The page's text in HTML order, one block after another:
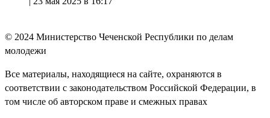
© 2024 Министерство Чеченской Республики по делам
молодежи
Все материалы, находящиеся на сайте, охраняются в
соответствии с законодательством Российской Федерации, в
том числе об авторском праве и смежных правах